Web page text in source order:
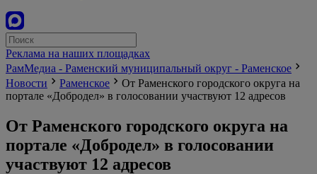
Реклама на наших площадках
РамМедиа - Раменский муниципальный округ - Раменское
Новости
Раменское
От Раменского городского округа на
портале «Добродел» в голосовании участвуют 12 адресов
От Раменского городского округа на
портале «Добродел» в голосовании
участвуют 12 адресов